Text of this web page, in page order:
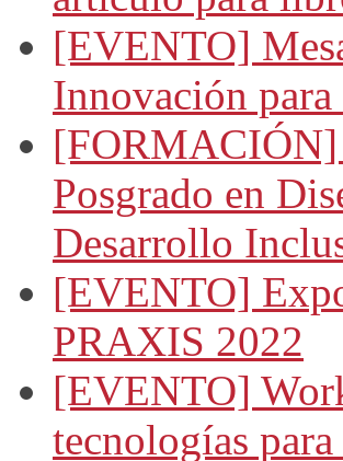
[EVENTO]
Innovación
[FORMACIÓN]
Posgrado en
Desarrollo
[EVENTO]
PRAXIS 2022
[EVENTO]
tecnologías